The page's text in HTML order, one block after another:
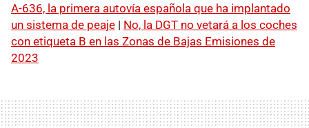
A-636, la primera autovía española que ha implantado
un sistema de peaje | No, la DGT no vetará a los coches
con etiqueta B en las Zonas de Bajas Emisiones de
2023